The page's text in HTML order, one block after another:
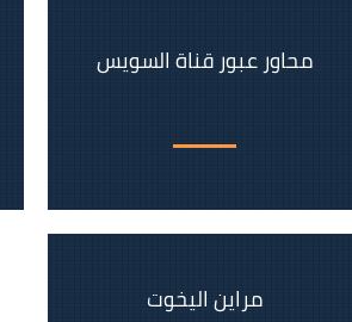
محاور عبور قناة السويس
مراين اليخوت